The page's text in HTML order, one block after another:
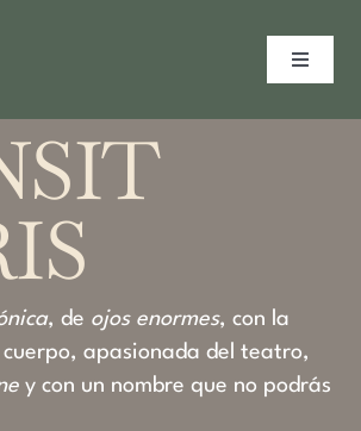
Toggle
INICIO
CONTACTO
, de ojos enormes, con la
cuerpo, apasionada del teatro,
y con un nombre que no podrás